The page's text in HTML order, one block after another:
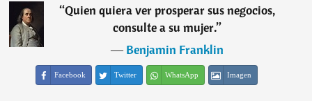
“Quien quiera ver prosperar sus negocios,
consulte a su mujer.”
―Benjamin Franklin
Facebook Twitter WhatsApp Imagen